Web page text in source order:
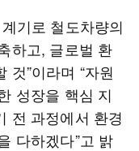
기로 철도차량의
하고, 글로벌 환
것”이라며 “자원
성장을 핵심 지
전 과정에서 환경
다하겠다”고 밝